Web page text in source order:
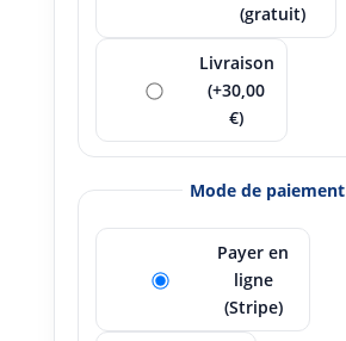
(gratuit)
Livraison
(+30,00
€)
Mode de paiement
Payer en
ligne
(Stripe)